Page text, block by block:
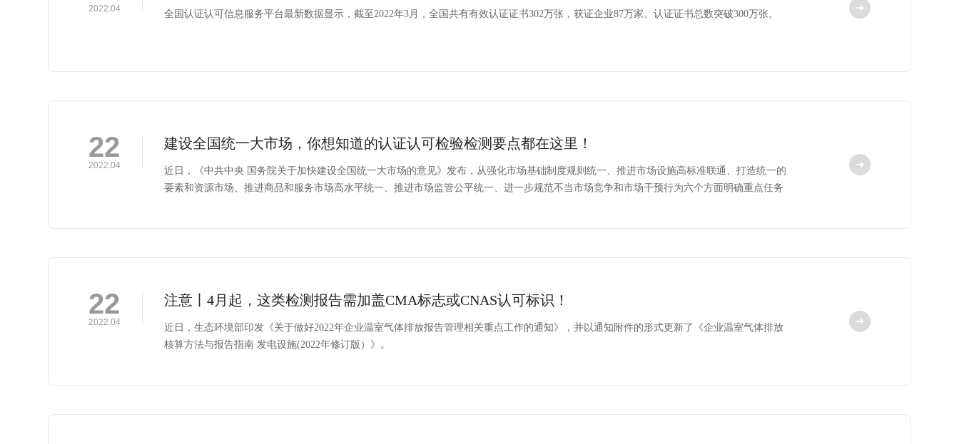
2022.04 全国认证认可信息服务平台最新数据显示，截至2022年3月，全国共有有效认证证书302万张，获证企业87万家。认证证书总数突破300万张。
22
2022.04
建设全国统一大市场，你想知道的认证认可检验检测要点都在这里！
近日，《中共中央 国务院关于加快建设全国统一大市场的意见》发布，从强化市场基础制度规则统一、推进市场设施高标准联通、打造统一的
要素和资源市场、推进商品和服务市场高水平统一、推进市场监管公平统一、进一步规范不当市场竞争和市场干预行为六个方面明确重点任务
22
2022.04
注意丨4月起，这类检测报告需加盖CMA标志或CNAS认可标识！
近日，生态环境部印发《关于做好2022年企业温室气体排放报告管理相关重点工作的通知》，并以通知附件的形式更新了《企业温室气体排放
核算方法与报告指南 发电设施(2022年修订版）》。